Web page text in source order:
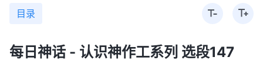
目录
每日神话 - 认识神作工系列 选段147